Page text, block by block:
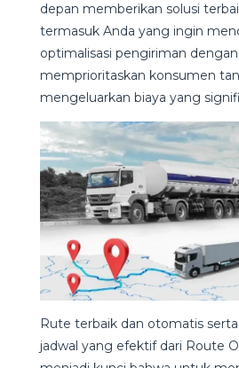
depan memberikan solusi
termasuk Anda yang ingin
optimalisasi pengiriman
memprioritaskan konsumen
mengeluarkan biaya yang
Rute terbaik dan otomatis
jadwal yang efektif dari Route